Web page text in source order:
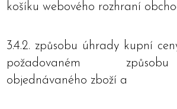
košíku webového rozhraní
3.4.2. způsobu úhrady kupní
požadovaném
objednávaného zboží a